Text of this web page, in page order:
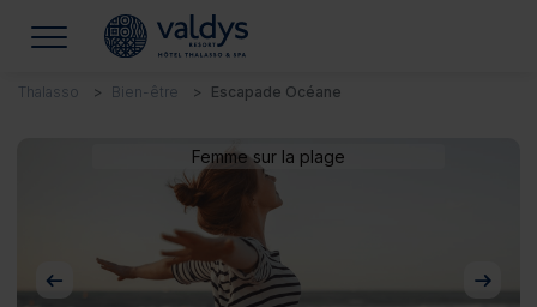
Thalasso Bien-être Escapade Océane
Femme sur la plage
Précédent